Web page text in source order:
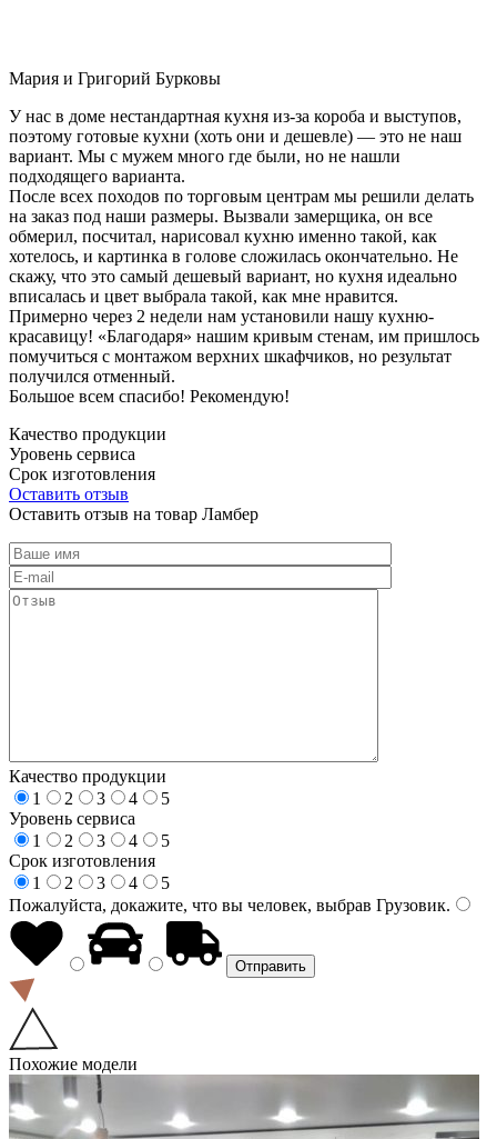
Мария и Григорий Бурковы
У нас в доме нестандартная кухня из-за короба и выступов,
поэтому готовые кухни (хоть они и дешевле) — это не наш
вариант. Мы с мужем много где были, но не нашли
подходящего варианта.
После всех походов по торговым центрам мы решили делать
на заказ под наши размеры. Вызвали замерщика, он все
обмерил, посчитал, нарисовал кухню именно такой, как
хотелось, и картинка в голове сложилась окончательно. Не
скажу, что это самый дешевый вариант, но кухня идеально
вписалась и цвет выбрала такой, как мне нравится.
Примерно через 2 недели нам установили нашу кухню-
красавицу! «Благодаря» нашим кривым стенам, им пришлось
помучиться с монтажом верхних шкафчиков, но результат
получился отменный.
Большое всем спасибо! Рекомендую!
Качество продукции
Уровень сервиса
Срок изготовления
Оставить отзыв
Оставить отзыв на товар Ламбер
Качество продукции
1
2 3 4
5
Уровень сервиса
1
2 3 4
5
Срок изготовления
1
2 3 4
5
Пожалуйста, докажите, что вы человек, выбрав Грузовик.
Похожие модели